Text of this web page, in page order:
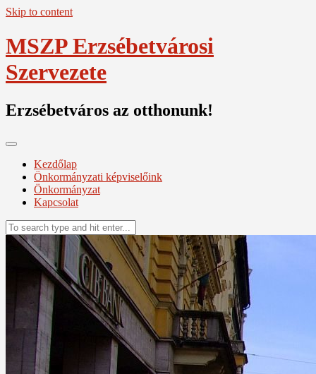
Skip to content
MSZP Erzsébetvárosi
Szervezete
Erzsébetváros az otthonunk!
Kezdőlap
Önkormányzati képviselőink
Önkormányzat
Kapcsolat